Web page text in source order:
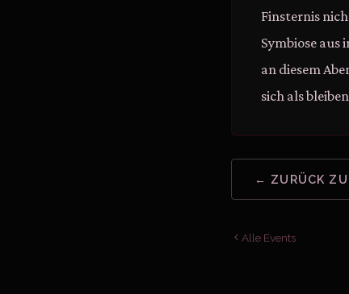
Finsternis
Symbiose
an diesem
sich als
← ZURÜCK
Alle Events